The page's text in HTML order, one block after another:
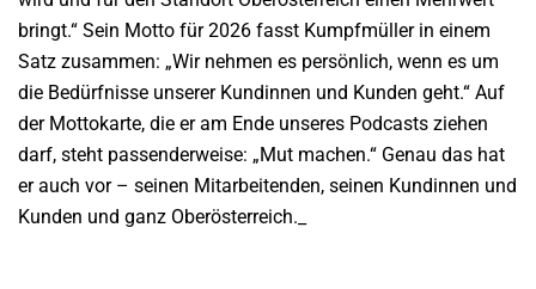
bringt.“ Sein Motto für 2026 fasst Kumpfmüller in einem
Satz zusammen: „Wir nehmen es persönlich, wenn es um
die Bedürfnisse unserer Kundinnen und Kunden geht.“ Auf
der Mottokarte, die er am Ende unseres Podcasts ziehen
darf, steht passenderweise: „Mut machen.“ Genau das hat
er auch vor – seinen Mitarbeitenden, seinen Kundinnen und
Kunden und ganz Oberösterreich._